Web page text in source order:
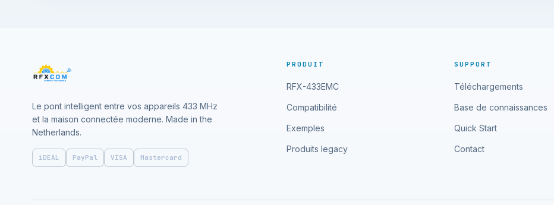
Le pont intelligent entre vos appareils 433 MHz
et la maison connectée moderne. Made in the
Netherlands.
iDEAL PayPal VISA Mastercard
PRODUIT
RFX-433EMC
Compatibilité
Exemples
Produits legacy
SUPPORT
Téléchargements
Base de connaissances
Quick Start
Contact